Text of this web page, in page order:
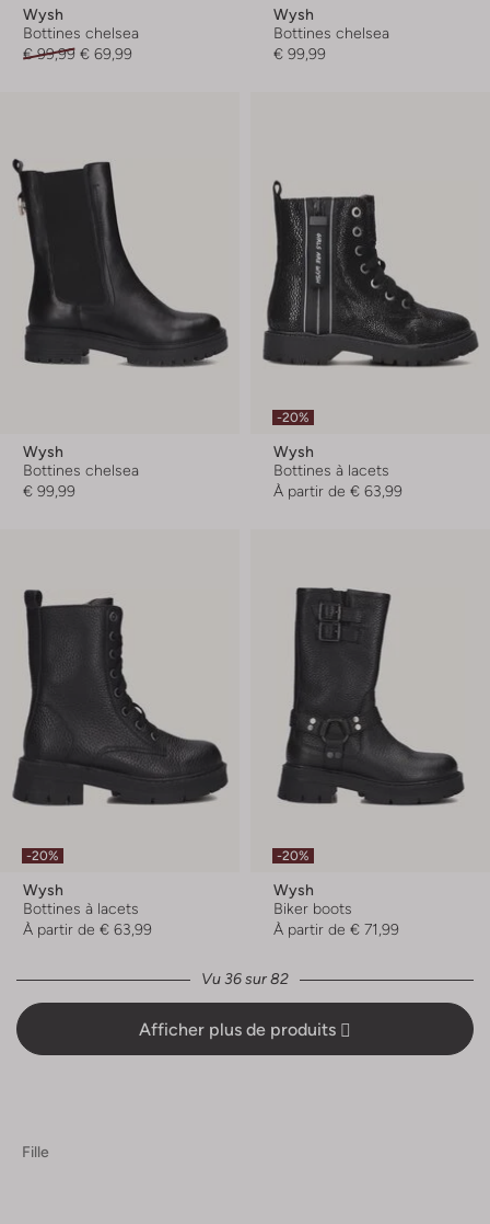
Wysh
Bottines chelsea
€ 99,99 € 69,99
Wysh
Bottines chelsea
€ 99,99
Wysh
Bottines chelsea
€ 99,99
-20%
Wysh
Bottines à lacets
À partir de € 63,99
-20%
Wysh
Bottines à lacets
À partir de € 63,99
-20%
Wysh
Biker boots
À partir de € 71,99
Vu 36 sur 82
Afficher plus de produits
Fille